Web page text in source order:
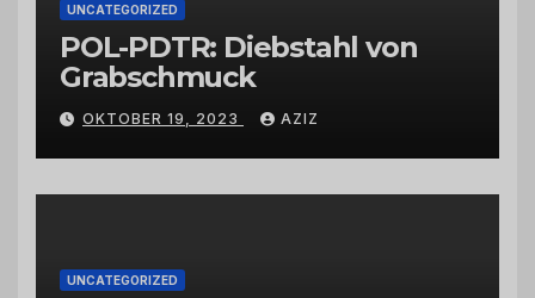
UNCATEGORIZED
POL-PDTR: Diebstahl von
Grabschmuck
OKTOBER 19, 2023 AZIZ
UNCATEGORIZED